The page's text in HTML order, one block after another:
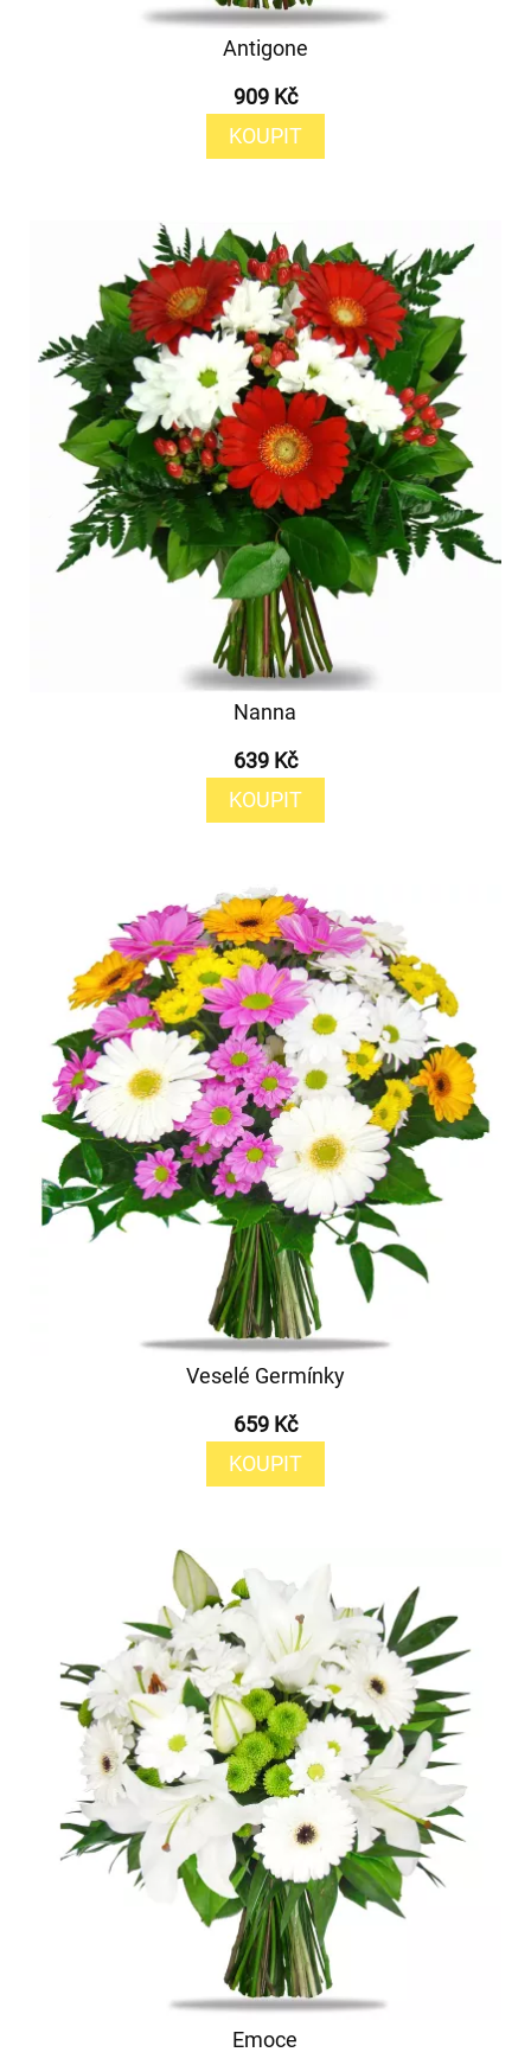
Antigone
909 Kč
KOUPIT
Nanna
639 Kč
KOUPIT
Veselé Germínky
659 Kč
KOUPIT
Emoce